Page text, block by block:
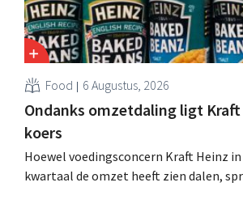
Food 6 Augustus, 2026
Ondanks omzetdaling ligt
koers
Hoewel voedingsconcern Kraft Heinz
kwartaal de omzet heeft zien dalen,